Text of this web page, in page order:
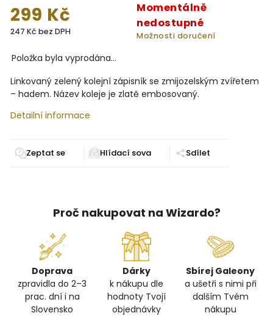
299 Kč
247 Kč bez DPH
Momentálně
nedostupné
Možnosti doručení
Položka byla vyprodána…
Linkovaný zelený kolejní zápisník se zmijozelským zvířetem
– hadem. Název koleje je zlatě embosovaný.
Detailní informace
Zeptat se Sdílet
Proč nakupovat na Wizardo?
Doprava
zpravidla do 2–3
prac. dní i na
Slovensko
Dárky
k nákupu dle
hodnoty Tvojí
objednávky
Sbírej Galeony
a ušetři s nimi při
dalším Tvém
nákupu